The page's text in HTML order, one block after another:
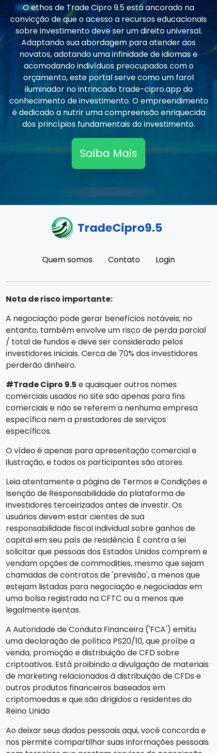
O ethos de Trade Cipro 9.5 está ancorado na
convicção de que o acesso a recursos educacionais
sobre investimento deve ser um direito universal.
Adaptando sua abordagem para atender aos
novatos, adotando uma infinidade de idiomas e
acomodando indivíduos preocupados com o
orçamento, este portal serve como um farol
iluminador no intrincado trade-cipro.app do
conhecimento de investimento. O empreendimento
é dedicado a nutrir uma compreensão enriquecida
dos princípios fundamentais do investimento.
Saiba Mais
TradeCipro9.5
Quem somos Contato Login
Nota de risco importante:
A negociação pode gerar benefícios notáveis; no
entanto, também envolve um risco de perda parcial
/ total de fundos e deve ser considerado pelos
investidores iniciais. Cerca de 70% dos investidores
perderão dinheiro.
#Trade Cipro 9.5 e quaisquer outros nomes
comerciais usados no site são apenas para fins
comerciais e não se referem a nenhuma empresa
específica nem a prestadores de serviços
específicos.
O vídeo é apenas para apresentação comercial e
ilustração, e todos os participantes são atores.
Leia atentamente a página de Termos e Condições e
Isenção de Responsabilidade da plataforma de
investidores terceirizados antes de investir. Os
usuários devem estar cientes de sua
responsabilidade fiscal individual sobre ganhos de
capital em seu país de residência. É contra a lei
solicitar que pessoas dos Estados Unidos comprem e
vendam opções de commodities, mesmo que sejam
chamadas de contratos de 'previsão', a menos que
estejam listadas para negociação e negociadas em
uma bolsa registrada na CFTC ou a menos que
legalmente isentas.
A Autoridade de Conduta Financeira ('FCA') emitiu
uma declaração de política PS20/10, que proíbe a
venda, promoção e distribuição de CFD sobre
criptoativos. Está proibindo a divulgação de materiais
de marketing relacionados à distribuição de CFDs e
outros produtos financeiros baseados em
criptomoedas e que são dirigidos a residentes do
Reino Unido
Ao deixar seus dados pessoais aqui, você concorda e
nos permite compartilhar suas informações pessoais